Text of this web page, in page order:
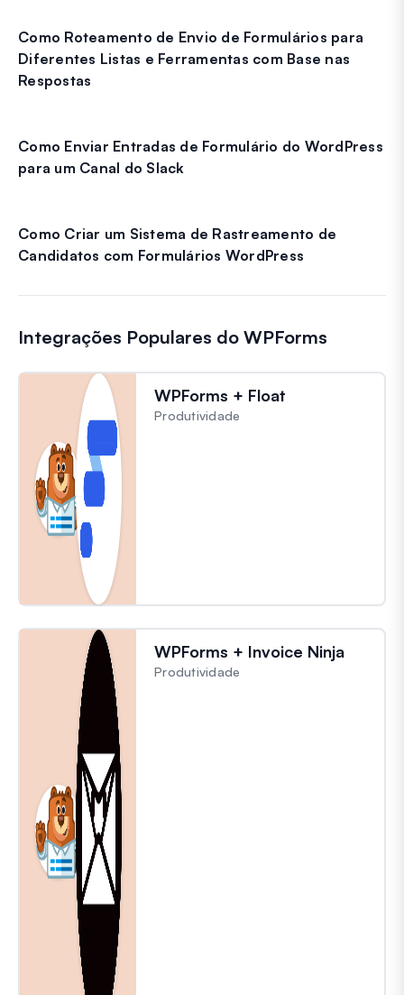
Como Roteamento de Envio de Formulários para
Diferentes Listas e Ferramentas com Base nas
Respostas
Como Enviar Entradas de Formulário do WordPress
para um Canal do Slack
Como Criar um Sistema de Rastreamento de
Candidatos com Formulários WordPress
Integrações Populares do WPForms
WPForms + Float
Produtividade
WPForms + Invoice Ninja
Produtividade